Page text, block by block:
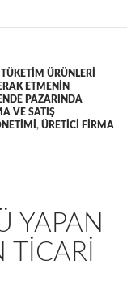
ÜRÜNLERI
ETMENIN
PAZARINDA
VE SATIŞ
, ÜRETICI FIRMA
YAPAN
TICARI